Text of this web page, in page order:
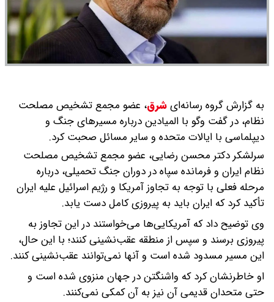
به گزارش گروه رسانه‌ایشرق، عضو مجمع تشخیص مصلحت
نظام، در گفت وگو با المیادین درباره مسیرهای جنگ و
دیپلماسی با ایالات متحده و سایر مسائل صحبت کرد.
سرلشکر دکتر محسن رضایی، عضو مجمع تشخیص مصلحت
نظام ایران و فرمانده سپاه در دوران جنگ تحمیلی، درباره
مرحله فعلی با توجه به تجاوز آمریکا و رژیم اسرائیل علیه ایران
تأکید کرد که ایران باید به پیروزی کامل دست یابد.
وی توضیح داد که آمریکایی‌ها می‌خواستند در این تجاوز به
پیروزی برسند و سپس از منطقه عقب‌نشینی کنند؛ با این حال،
این مسیر مسدود شده است و آنها نمی‌توانند عقب‌نشینی کنند.
او خاطرنشان کرد که واشنگتن در جهان منزوی شده است و
حتی متحدان قدیمی آن نیز به آن کمکی نمی‌کنند.